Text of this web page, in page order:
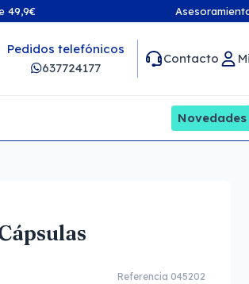
49,9€
Pedidos telefónicos
637724177
Contacto
Novedades
Referencia 045202